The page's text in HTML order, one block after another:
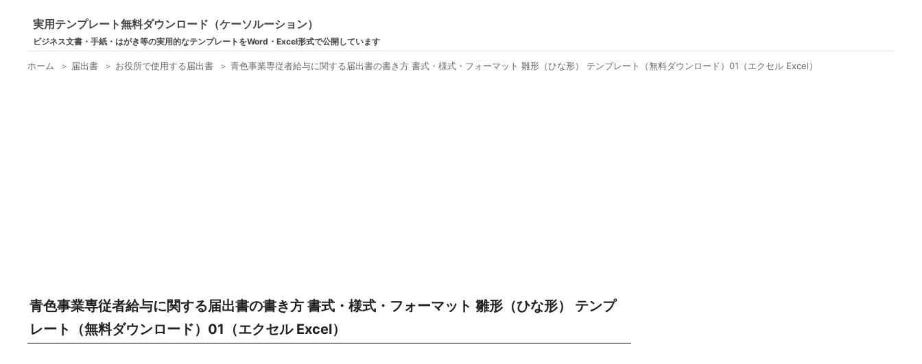
実用テンプレート無料ダウンロード（ケーソルーション）
ビジネス文書・手紙・はがき等の実用的なテンプレートをWord・Excel形式で公開しています
ホーム ＞ 届出書 ＞ お役所で使用する届出書 ＞青色事業専従者給与に関する届出書の書き方 書式・様式・フォーマット 雛形（ひな形） テンプレート（無料ダウンロード）01（エクセル Excel）
青色事業専従者給与に関する届出書の書き方 書式・様式・フォーマット 雛形（ひな形） テンプ
レート（無料ダウンロード）01（エクセル Excel）